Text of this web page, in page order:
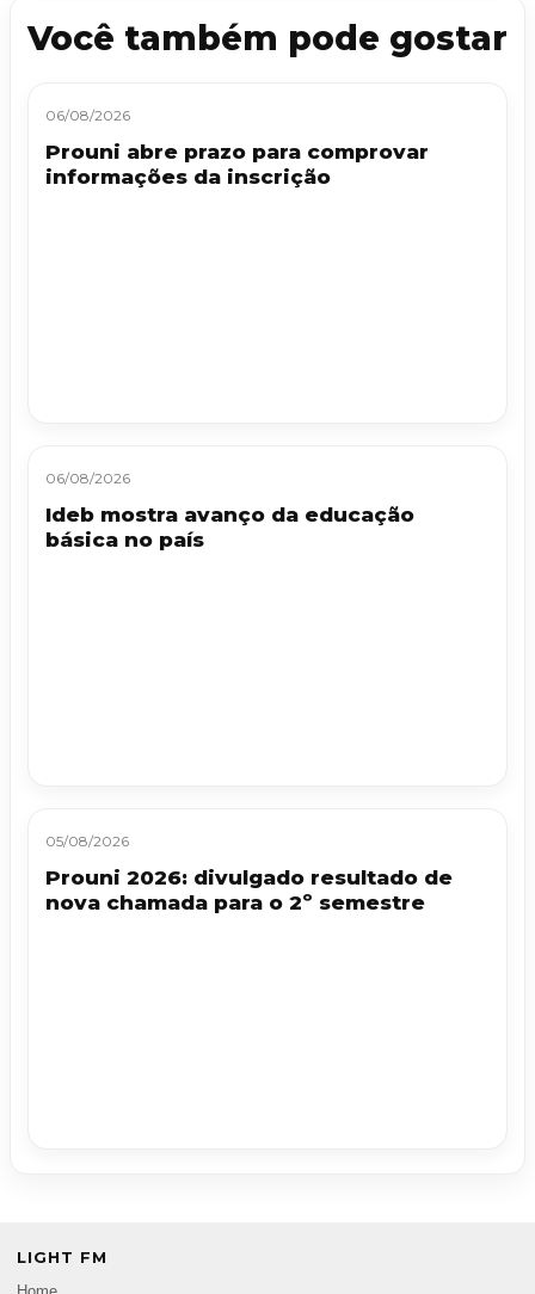
Você também pode gostar
06/08/2026
Prouni abre prazo para comprovar
informações da inscrição
06/08/2026
Ideb mostra avanço da educação
básica no país
05/08/2026
Prouni 2026: divulgado resultado de
nova chamada para o 2º semestre
LIGHT FM